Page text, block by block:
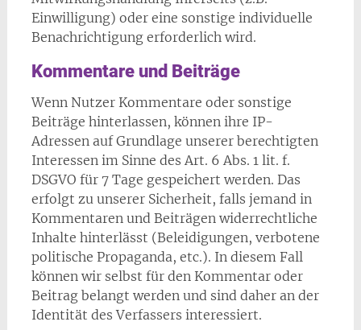
Einwilligung) oder eine sonstige individuelle
Benachrichtigung erforderlich wird.
Kommentare und Beiträge
Wenn Nutzer Kommentare oder sonstige
Beiträge hinterlassen, können ihre IP-
Adressen auf Grundlage unserer berechtigten
Interessen im Sinne des Art. 6 Abs. 1 lit. f.
DSGVO für 7 Tage gespeichert werden. Das
erfolgt zu unserer Sicherheit, falls jemand in
Kommentaren und Beiträgen widerrechtliche
Inhalte hinterlässt (Beleidigungen, verbotene
politische Propaganda, etc.). In diesem Fall
können wir selbst für den Kommentar oder
Beitrag belangt werden und sind daher an der
Identität des Verfassers interessiert.